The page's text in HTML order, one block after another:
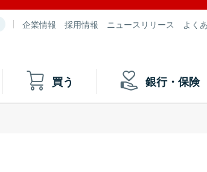
企業情報 採用情報 ニュースリリース よく
買う 銀行・保険